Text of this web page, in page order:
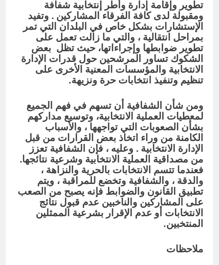
تطوير وإقامة إدارة وأطر إنتخابية شفافة
ومقبولة لدى كافة الفرقاء المشاركين . وتفيد
الإستشارات بشكل خاص في البلدان التي تمر
بمراحل انتقالية ، والتي ما زالت تعمل على
تطوير ضوابطها وإجراءاتها، حيث تظل بعض
الشكوك تساور المرشحين حول قدرات الإدارة
الانتخابية والمؤسسات المعنية الأخرى على
تنظيم وتنفيذ انتخابات حرة ونزيهة.
ومن شأن الشفافية أن تسهم في فهم الجميع
لمعطيات العملية الانتخابية، وتوسيع مداركهم
بشأن الصعوبات التي تواجهها ، والأسباب
الكامنة من وراء اتخاذ بعض القرارات من قبل
الإدارة الانتخابية . وعليه ، فإن الشفافية تعزز
من مصداقية العملية الانتخابية وشرعية نتائجها.
فعندما تتسم الانتخابات بالحرية والنزاهة ،
والدقة ، والشفافية وتخضع للمراقبة ، ويتم
تطبيق القانون والضوابط فإنه يصبح من الصعب
على المشاركين والناخبين عدم قبول نتائج
الانتخابات أو عدم الإقرار بشرعية الممثلين
المنتخبين.
ملاحظات